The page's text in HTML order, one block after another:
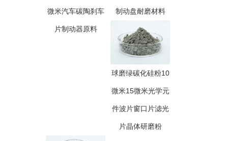
微米汽车碳陶刹车
片制动器原料
制动盘耐磨材料
球磨绿碳化硅粉10
微米15微米光学元
件波片窗口片滤光
片晶体研磨粉